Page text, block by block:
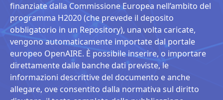
finanziate dalla Commissione Europea nell’ambito del
programma H2020 (che prevede il deposito
obbligatorio in un Repository), una volta caricate,
vengono automaticamente importate dal portale
europeo OpenAIRE. È possibile inserire, o importare
direttamente dalle banche dati previste, le
informazioni descrittive del documento e anche
allegare, ove consentito dalla normativa sul diritto